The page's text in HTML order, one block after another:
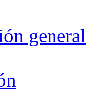
general